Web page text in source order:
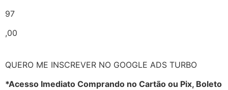
97
,00
QUERO ME INSCREVER NO GOOGLE ADS TURBO
*Acesso Imediato Comprando no Cartão ou Pix, Boleto